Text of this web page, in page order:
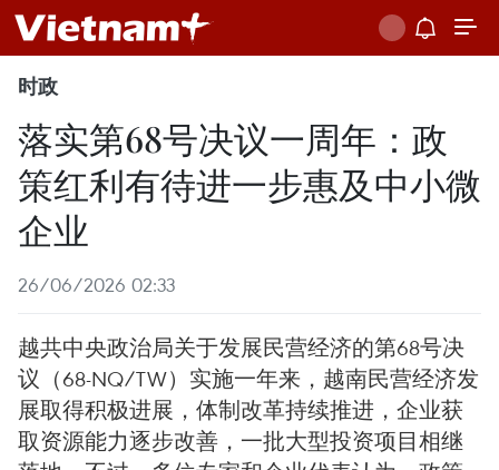
时政
落实第68号决议一周年：政
策红利有待进一步惠及中小微
企业
26/06/2026 02:33
越共中央政治局关于发展民营经济的第68号决
议（68-NQ/TW）实施一年来，越南民营经济发
展取得积极进展，体制改革持续推进，企业获
取资源能力逐步改善，一批大型投资项目相继